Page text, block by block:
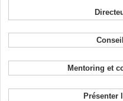
Mentoring et
Présenter